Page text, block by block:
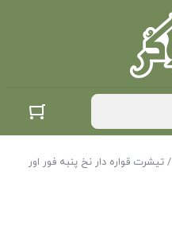
/ تیشرت قواره دار نخ پنبه فور اور